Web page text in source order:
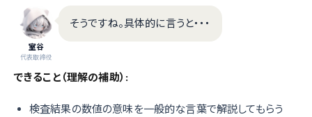
室谷
代表取締役
そうですね。具体的に言うと・・・
できること（理解の補助）:
検査結果の数値の意味を一般的な言葉で解説してもらう